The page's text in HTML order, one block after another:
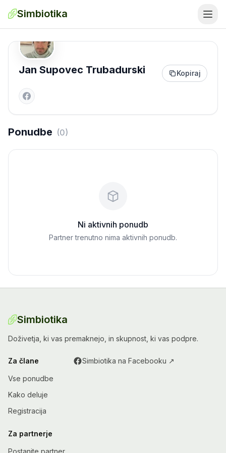
Simbiotika
Jan Supovec Trubadurski Kopiraj
Ponudbe (0)
Ni aktivnih ponudb
Partner trenutno nima aktivnih ponudb.
Simbiotika
Doživetja, ki vas premaknejo, in skupnost, ki vas podpre.
Za člane
Vse ponudbe
Kako deluje
Registracija
Za partnerje
Postanite partner
Simbiotika na Facebooku ↗